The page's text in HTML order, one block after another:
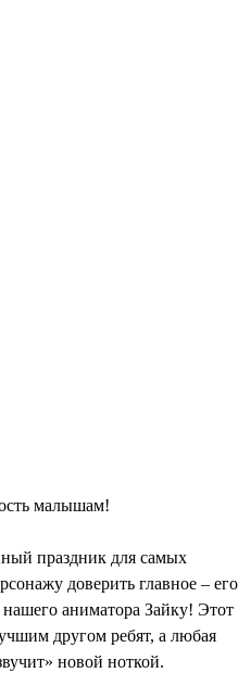
малышам!
праздник для самых
доверить главное – его
аниматора Зайку! Этот
другом ребят, а любая
новой ноткой.